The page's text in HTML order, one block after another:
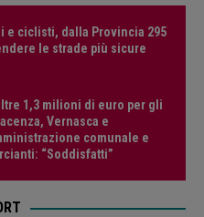
e ciclisti, dalla Provincia 295
le strade più sicure
1,3 milioni di euro per gli
Vernasca e
comunale e
“Soddisfatti”